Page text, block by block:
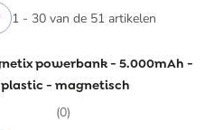
deze slimme krachtpatsers.
een opvallende manier onder
ruim assortiment. Van
zelfs hout of kurk: jij kiest het
1 - 30 van de 51 artikelen
powerbank - 5.000mAh -
plastic - magnetisch
(0)